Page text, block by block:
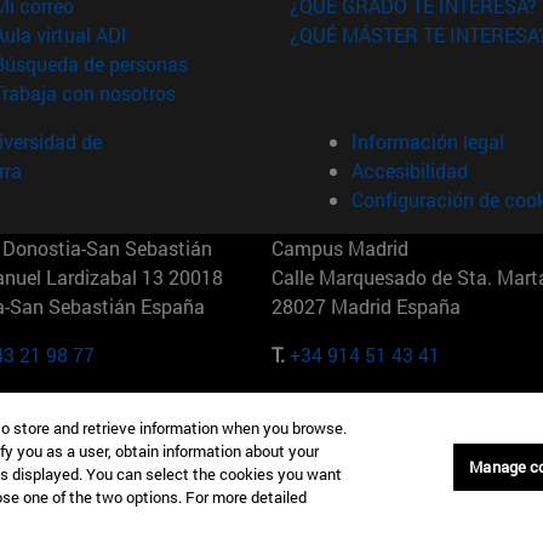
correo
virtual ADI (abre en nueva ventana)
de personas(abre en nueva ventana)
con nosotros(abre en nueva ventana)
¿QUÉ GRADO TE INTERESA?
¿QUÉ MÁSTER TE
de
Información legal
Accesibilidad
Configuración de
San Sebastián
Lardizabal 13 20018
San Sebastián España
21 98 77
Campus Madrid
Calle Marquesado de Sta.
28027 Madrid España
T.+34 914 51 43 41
St 10019-2201 Nueva York
346 8850
Maria-Theresia-Straße 15
Múnich Alemania
T.+49 89 24209790
store and retrieve information when you browse.
you as a user, obtain information about your
displayed. You can select the cookies you want
one of the two options. For more detailed
Manage